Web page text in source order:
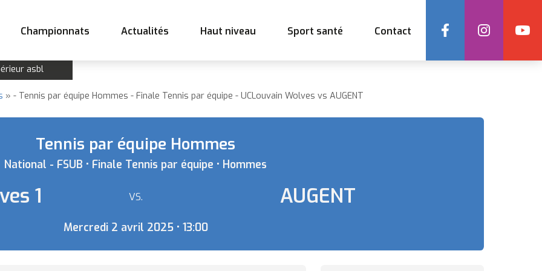
Championnats Actualités Haut niveau Sport santé Contact
Social
asbl
- Tennis par équipe Hommes - Finale Tennis par équipe - UCLouvain Wolves vs AUGENT
Tennis par équipe Hommes
National - FSUB • Finale Tennis par équipe • Hommes
1 VS. AUGENT
Mercredi 2 avril 2025 • 13:00